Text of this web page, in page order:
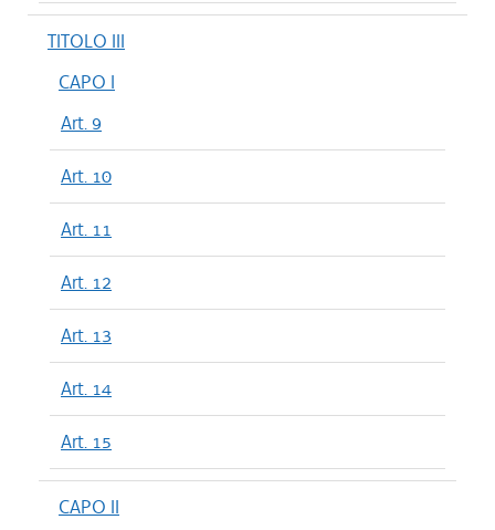
TITOLO III
CAPO I
Art. 9
Art. 10
Art. 11
Art. 12
Art. 13
Art. 14
Art. 15
CAPO II